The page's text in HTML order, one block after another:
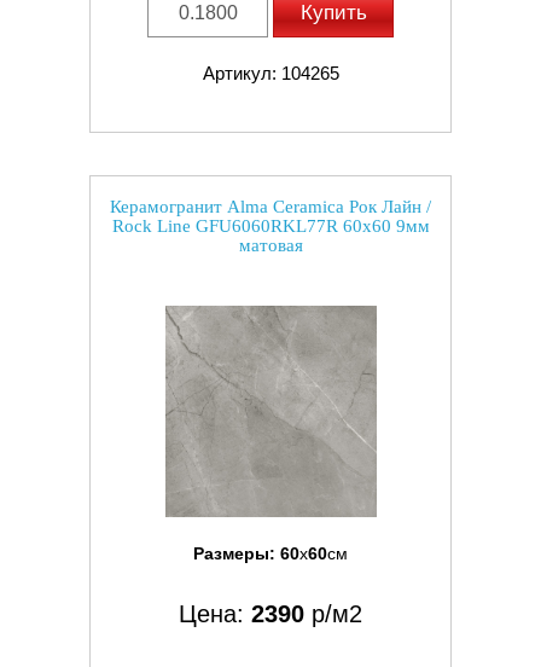
Купить
Артикул: 104265
Керамогранит Alma Ceramica Рок Лайн /
Rock Line GFU6060RKL77R 60x60 9мм
матовая
Размеры: 60x60см
Цена: 2390 р/м2